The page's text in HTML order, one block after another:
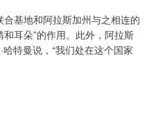
基地和阿拉斯加州与之相连的
耳朵”的作用。此外，阿拉斯
特曼说，“我们处在这个国家